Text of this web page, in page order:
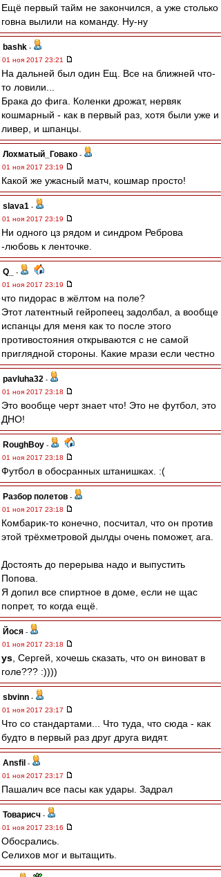
Ещё первый тайм не закончился, а уже столько
говна вылили на команду. Ну-ну
bashk -
01 ноя 2017 23:21
На дальней был один Ещ. Все на ближней что-
то ловили...
Брака до фига. Коленки дрожат, нервяк
кошмарный - как в первый раз, хотя были уже и
ливер, и шпанцы.
Лохматый_Говако -
01 ноя 2017 23:19
Какой же ужасный матч, кошмар просто!
slava1 -
01 ноя 2017 23:19
Ни одного цз рядом и синдром Реброва
-любовь к ленточке.
Q_
-
01 ноя 2017 23:19
что пидорас в жёлтом на поле?
Этот латентный гейропеец задолбал, а вообще
испанцы для меня как то после этого
противостояния открываются с не самой
приглядной стороны. Какие мрази если честно
pavluha32 -
01 ноя 2017 23:18
Это вообще черт знает что! Это не футбол, это
ДНО!
RoughBoy -
01 ноя 2017 23:18
Футбол в обосранных штанишках. :(
Разбор полетов -
01 ноя 2017 23:18
Комбарик-то конечно, посчитал, что он против
этой трёхметровой дылды очень поможет, ага.
Достоять до перерыва надо и выпустить
Попова.
Я допил все спиртное в доме, если не щас
попрет, то когда ещё.
Йося -
01 ноя 2017 23:18
ys , Сергей, хочешь сказать, что он виноват в
голе??? :))))
sbvinn -
01 ноя 2017 23:17
Что со стандартами... Что туда, что сюда - как
будто в первый раз друг друга видят.
Ansfil -
01 ноя 2017 23:17
Пашалич все пасы как удары. Задрал
Товарисч -
01 ноя 2017 23:16
Обосрались.
Селихов мог и вытащить.